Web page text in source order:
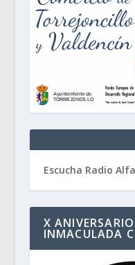
Escucha Radio
X
INMACULADA